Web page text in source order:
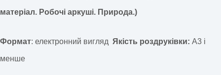
матеріал. Робочі аркуші. Природа.)
Формат: електронний вигляд Якість роздруківки: А3 і
менше